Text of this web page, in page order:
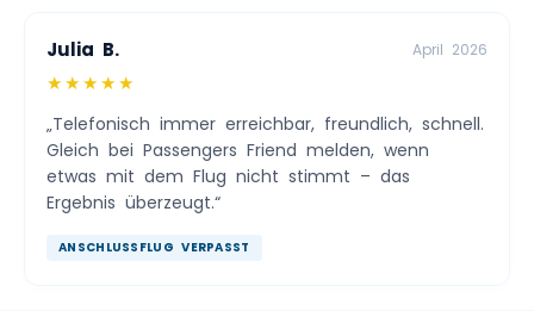
Julia B. April 2026
★★★★★
„Telefonisch immer erreichbar, freundlich, schnell.
Gleich bei Passengers Friend melden, wenn
etwas mit dem Flug nicht stimmt – das
Ergebnis überzeugt.“
ANSCHLUSSFLUG VERPASST